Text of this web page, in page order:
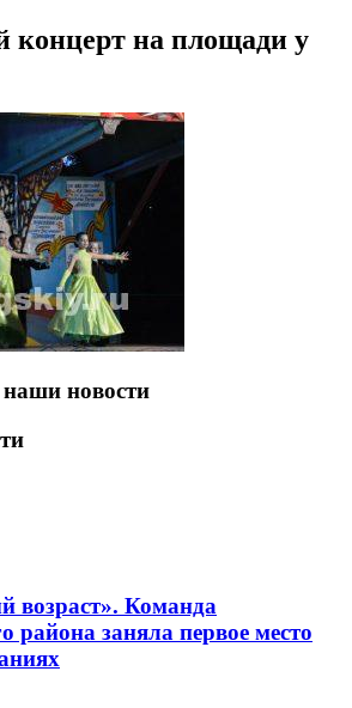
концерт на площади у
новости
возраст». Команда
района заняла первое место